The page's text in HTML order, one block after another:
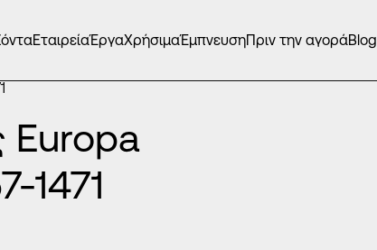
ΕταιρείαΈργαΧρήσιμαΈμπνευσηΠριν την αγοράBlog
Europa
1471